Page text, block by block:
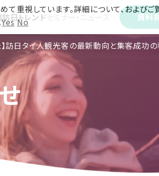
訪日トレンド セミナー・ニュース 資料
訪日タイ人観光客の最新動向と集客成功
重視しています。詳細について、および
Yes No